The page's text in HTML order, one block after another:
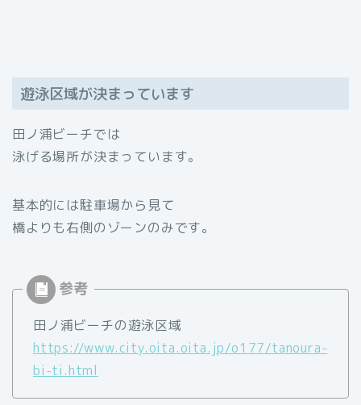
遊泳区域が決まっています
田ノ浦ビーチでは
泳げる場所が決まっています。
基本的には駐車場から見て
橋よりも右側のゾーンのみです。
田ノ浦ビーチの遊泳区域
https://www.city.oita.oita.jp/o177/tanoura-
bi-ti.html